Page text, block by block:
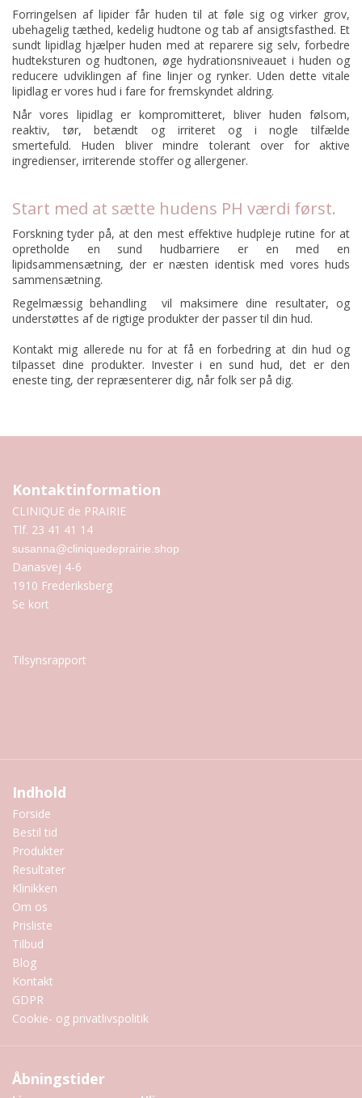
Forringelsen af lipider får huden til at føle sig og virker grov,
ubehagelig tæthed, kedelig hudtone og tab af ansigtsfasthed. Et
sundt lipidlag hjælper huden med at reparere sig selv, forbedre
hudteksturen og hudtonen, øge hydrationsniveauet i huden og
reducere udviklingen af fine linjer og rynker. Uden dette vitale
lipidlag er vores hud i fare for fremskyndet aldring.
Når vores lipidlag er kompromitteret, bliver huden følsom,
reaktiv, tør, betændt og irriteret og i nogle tilfælde
smertefuld. Huden bliver mindre tolerant over for aktive
ingredienser, irriterende stoffer og allergener.
Start med at sætte hudens PH værdi først.
Forskning tyder på, at den mest effektive hudpleje rutine for at
opretholde en sund hudbarriere er en med en
lipidsammensætning, der er næsten identisk med vores huds
sammensætning.
Regelmæssig behandling vil maksimere dine resultater, og
understøttes af de rigtige produkter der passer til din hud.
Kontakt mig allerede nu for at få en forbedring at din hud og
tilpasset dine produkter. Invester i en sund hud, det er den
eneste ting, der repræsenterer dig, når folk ser på dig.
Kontaktinformation
CLINIQUE de PRAIRIE
Tlf. 23 41 41 14
susanna@cliniquedeprairie.shop
Danasvej 4-6
1910 Frederiksberg
Se kort
Tilsynsrapport
Indhold
Forside
Bestil tid
Produkter
Resultater
Klinikken
Om os
Prisliste
Tilbud
Blog
Kontakt
GDPR
Cookie- og privatlivspolitik
Åbningstider